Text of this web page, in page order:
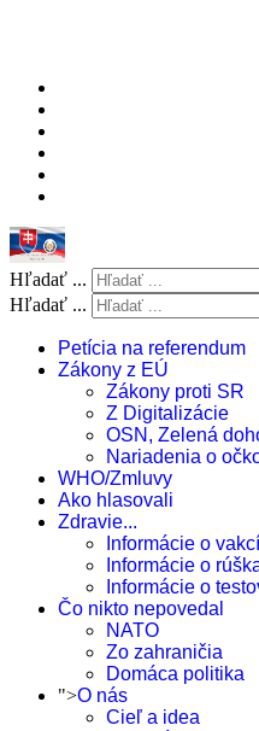
Hľadať ...
Hľadať ...
Petícia na referendum
Zákony z EÚ
Zákony proti SR
Z Digitalizácie
OSN, Zelená
Nariadenia o
WHO/Zmluvy
Ako hlasovali
Zdravie...
Informácie o
Informácie o
Informácie o
Čo nikto nepovedal
NATO
Zo zahraničia
Domáca politika
">O nás
Cieľ a idea